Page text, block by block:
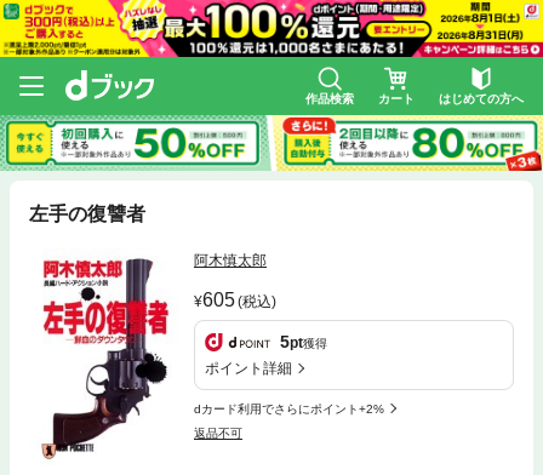
作品検索 カート はじめての方へ
左手の復讐者
阿木慎太郎
605(税込)
5pt獲得
ポイント詳細
dカード利用でさらにポイント+2%
返品不可